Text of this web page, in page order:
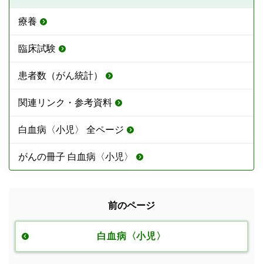
療養
臨床試験
患者数（がん統計）
関連リンク・参考資料
白血病〈小児〉 全ページ
がんの冊子 白血病〈小児〉
前のページ
白血病〈小児〉